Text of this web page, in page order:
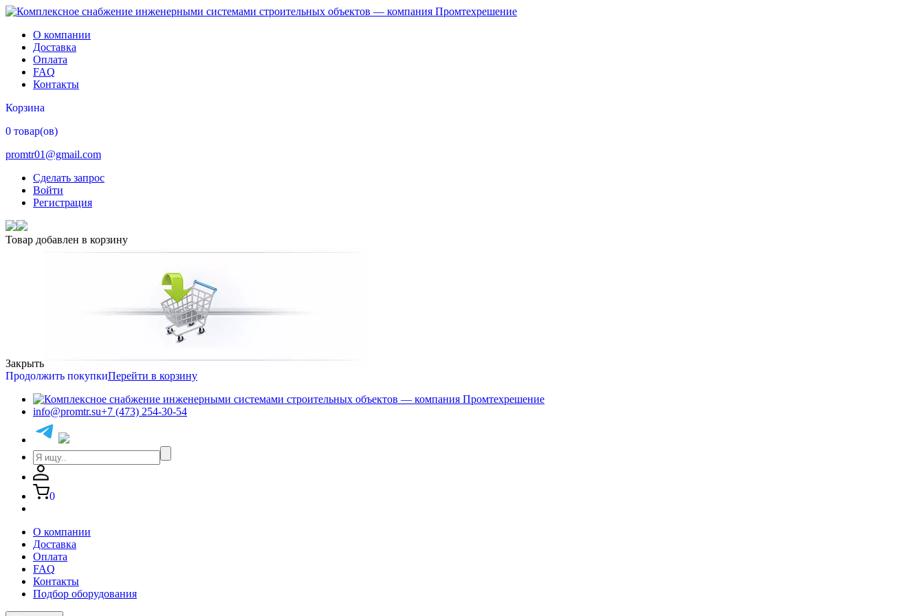
О компании
Доставка
Оплата
FAQ
Контакты
Корзина
0 товар(ов)
promtr01@gmail.com
Сделать запрос
Войти
Регистрация
Товар добавлен в корзину
Закрыть
Продолжить покупкиПерейти в корзину
info@promtr.su+7 (473) 254-30-54
0
О компании
Доставка
Оплата
FAQ
Контакты
Подбор оборудования